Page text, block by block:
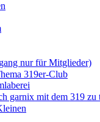
nur für Mitglieder)
319er-Club
garnix mit dem 319 zu